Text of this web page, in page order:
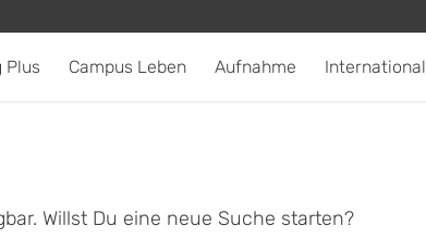
Plus Campus Leben Aufnahme International
Willst Du eine neue Suche starten?